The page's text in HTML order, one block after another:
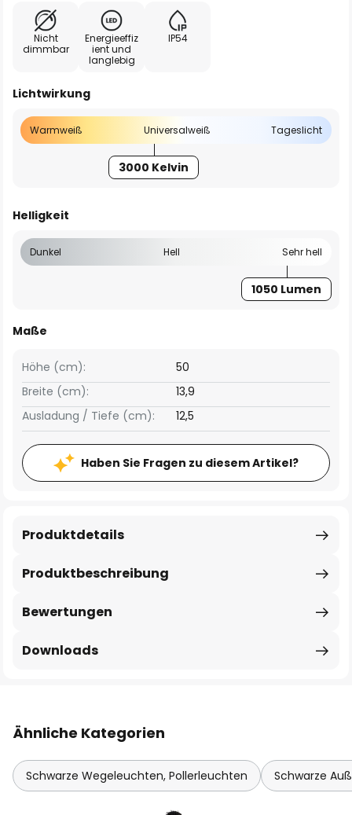
Nicht
dimmbar
Energieeffiz
ient und
langlebig
IP54
Lichtwirkung
Warmweiß Universalweiß Tageslicht
3000 Kelvin
Helligkeit
Dunkel Hell Sehr hell
1050 Lumen
Maße
Breite (cm): 13,9
Höhe (cm): 50
Ausladung / Tiefe (cm): 12,5
Haben Sie Fragen zu diesem Artikel?
Produktbeschreibung
Produktdetails
Bewertungen
Downloads
Ähnliche Kategorien
Schwarze Wegeleuchten, Pollerleuchten Schwarze